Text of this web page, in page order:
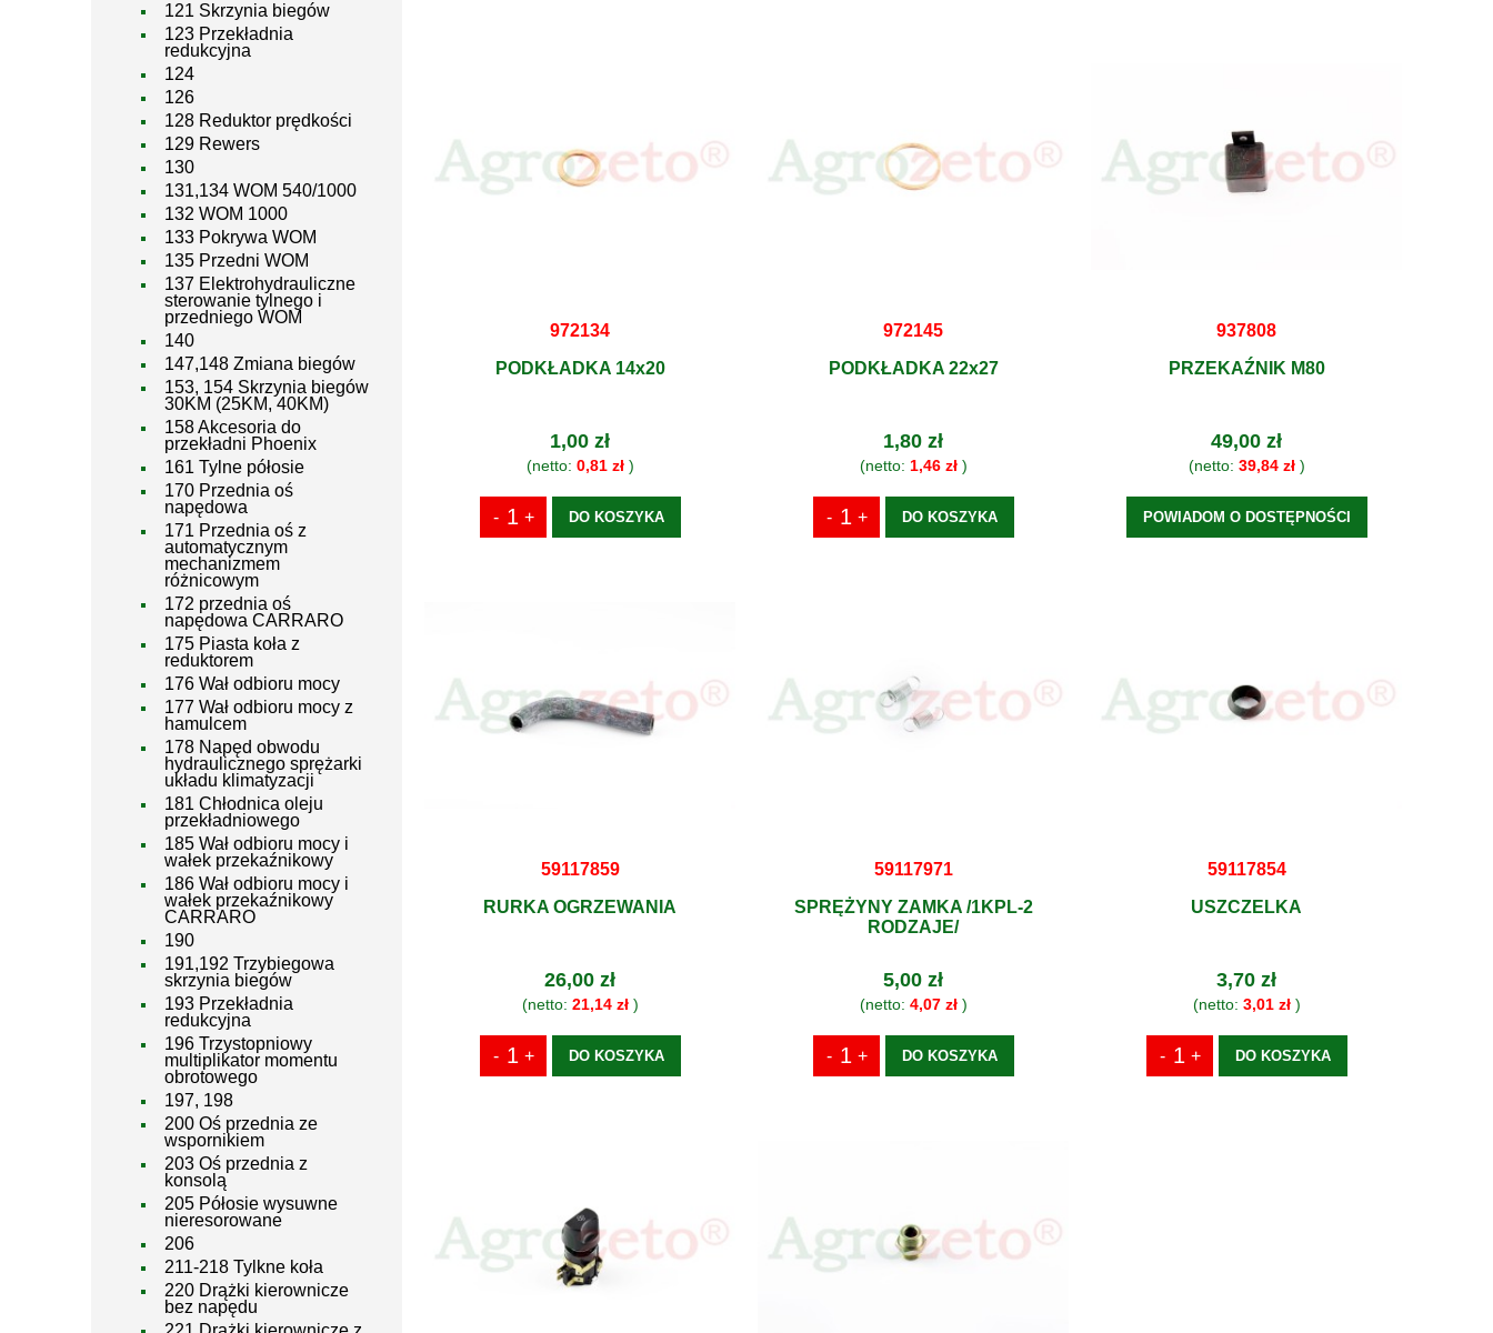
121 Skrzynia biegów
123 Przekładnia
redukcyjna
124
126
128 Reduktor prędkości
129 Rewers
130
131,134 WOM 540/1000
132 WOM 1000
133 Pokrywa WOM
135 Przedni WOM
137 Elektrohydrauliczne
sterowanie tylnego i
przedniego WOM
140
147,148 Zmiana biegów
153, 154 Skrzynia biegów
30KM (25KM, 40KM)
158 Akcesoria do
przekładni Phoenix
161 Tylne półosie
170 Przednia oś
napędowa
171 Przednia oś z
automatycznym
mechanizmem
różnicowym
172 przednia oś
napędowa CARRARO
175 Piasta koła z
reduktorem
176 Wał odbioru mocy
177 Wał odbioru mocy z
hamulcem
178 Napęd obwodu
hydraulicznego sprężarki
układu klimatyzacji
181 Chłodnica oleju
przekładniowego
185 Wał odbioru mocy i
wałek przekaźnikowy
186 Wał odbioru mocy i
wałek przekaźnikowy
CARRARO
190
191,192 Trzybiegowa
skrzynia biegów
193 Przekładnia
redukcyjna
196 Trzystopniowy
multiplikator momentu
obrotowego
197, 198
200 Oś przednia ze
wspornikiem
203 Oś przednia z
konsolą
205 Półosie wysuwne
nieresorowane
206
211-218 Tylkne koła
220 Drążki kierownicze
bez napędu
972134
PODKŁADKA 14x20
1,00 zł
(netto: 0,81 zł)
DO KOSZYKA
972145
PODKŁADKA 22x27
1,80 zł
(netto: 1,46 zł)
DO KOSZYKA
937808
PRZEKAŹNIK M80
49,00 zł
(netto: 39,84 zł)
POWIADOM O DOSTĘPNOŚCI
59117859
RURKA OGRZEWANIA
26,00 zł
(netto: 21,14 zł)
DO KOSZYKA
59117971
SPRĘŻYNY ZAMKA /1KPL-2
RODZAJE/
5,00 zł
(netto: 4,07 zł)
DO KOSZYKA
59117854
USZCZELKA
3,70 zł
(netto: 3,01 zł)
DO KOSZYKA